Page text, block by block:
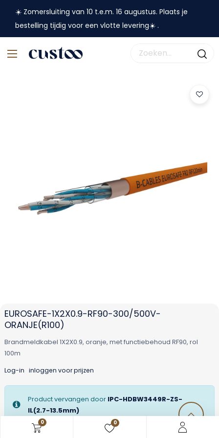
0 0
☀️ Zomersluiting van 10 t.e.m. 16 augustus. Plaats je
bestelling tijdig voor een vlotte levering☀️ .
EUROSAFE-1X2X0.9-RF90-300/500V-
ORANJE(R100)
Brandmeldkabel 1X2X0.9, oranje, met functiebehoud RF90, rol
100m
Log-in inloggen voor prijzen
Product vervangen door IPC-HDBW3449R-ZS-
IL(2.7-13.5mm)